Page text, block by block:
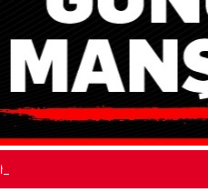
için acil A Rh(+) kan bağışı çağrısı